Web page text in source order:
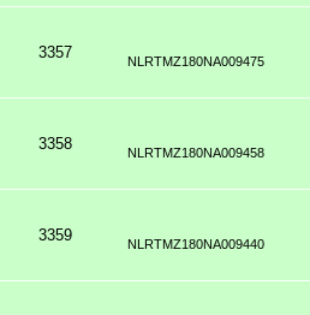
3357 NLRTMZ180NA009475
3358 NLRTMZ180NA009458
3359 NLRTMZ180NA009440